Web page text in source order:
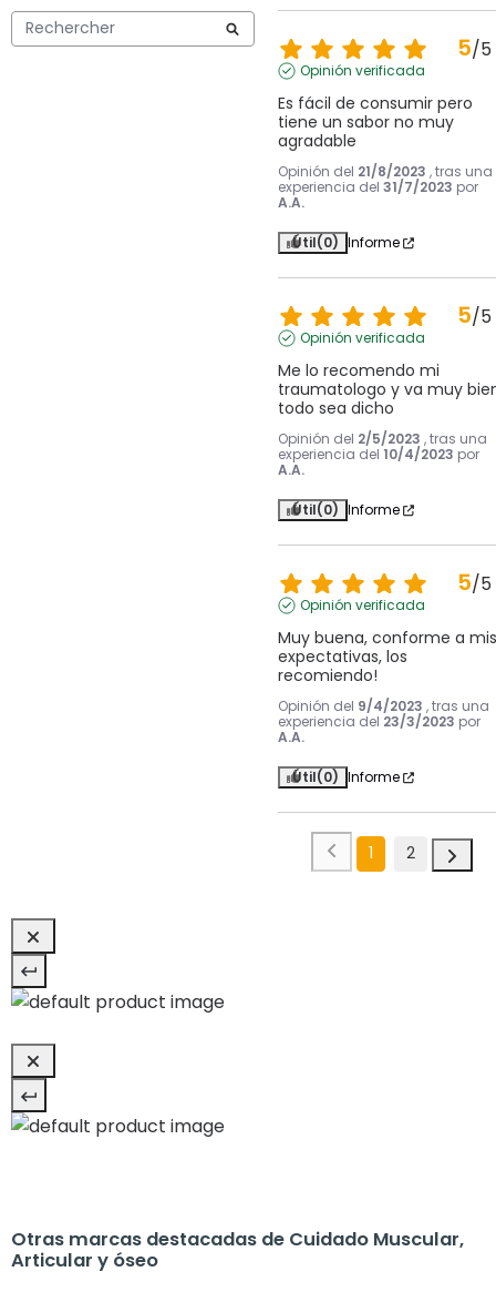
5/5
Opinión verificada
Es fácil de consumir pero
tiene un sabor no muy
agradable
Opinión del 21/8/2023 , tras una
experiencia del 31/7/2023 por
A.A.
Útil(0) Informe
5/5
Opinión verificada
Me lo recomendo mi
traumatologo y va muy
todo sea dicho
Opinión del 2/5/2023 , tras una
experiencia del 10/4/2023 por
A.A.
Útil(0) Informe
5/5
Opinión verificada
Muy buena, conforme a mis
expectativas, los
recomiendo!
Opinión del 9/4/2023 , tras una
experiencia del 23/3/2023 por
A.A.
Útil(0) Informe
1 2
Otras marcas destacadas de Cuidado Muscular,
Articular y óseo